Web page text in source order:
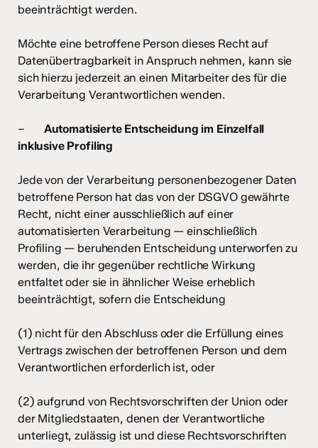
beeinträchtigt werden.
Möchte eine betroffene Person dieses Recht auf
Datenübertragbarkeit in Anspruch nehmen, kann sie
sich hierzu jederzeit an einen Mitarbeiter des für die
Verarbeitung Verantwortlichen wenden.
– Automatisierte Entscheidung im Einzelfall
inklusive Profiling
Jede von der Verarbeitung personenbezogener Daten
betroffene Person hat das von der DSGVO gewährte
Recht, nicht einer ausschließlich auf einer
automatisierten Verarbeitung — einschließlich
Profiling — beruhenden Entscheidung unterworfen zu
werden, die ihr gegenüber rechtliche Wirkung
entfaltet oder sie in ähnlicher Weise erheblich
beeinträchtigt, sofern die Entscheidung
(1) nicht für den Abschluss oder die Erfüllung eines
Vertrags zwischen der betroffenen Person und dem
Verantwortlichen erforderlich ist, oder
(2) aufgrund von Rechtsvorschriften der Union oder
der Mitgliedstaaten, denen der Verantwortliche
unterliegt, zulässig ist und diese Rechtsvorschriften